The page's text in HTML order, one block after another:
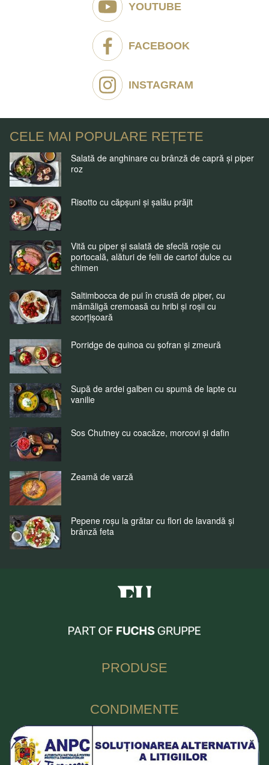
YOUTUBE
FACEBOOK
INSTAGRAM
CELE MAI POPULARE REȚETE
Salată de anghinare cu brânză de capră și piper
roz
Risotto cu căpșuni și șalău prăjit
Vită cu piper și salată de sfeclă roșie cu
portocală, alături de felii de cartof dulce cu
chimen
Saltimbocca de pui în crustă de piper, cu
mămăligă cremoasă cu hribi și roșii cu
scorțișoară
Porridge de quinoa cu șofran și zmeură
Supă de ardei galben cu spumă de lapte cu
vanilie
Sos Chutney cu coacăze, morcovi și dafin
Zeamă de varză
Pepene roșu la grătar cu flori de lavandă și
brânză feta
PRODUSE
CONDIMENTE